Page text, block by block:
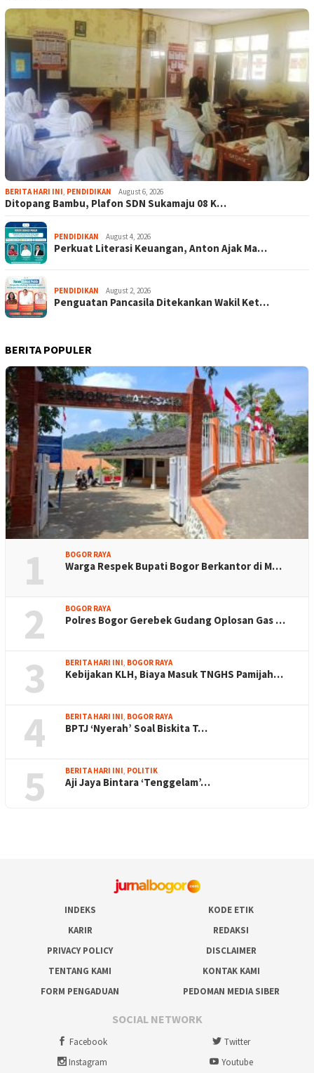
BERITA HARI INI, PENDIDIKAN August 6, 2026
Ditopang Bambu, Plafon SDN Sukamaju 08 K…
PENDIDIKAN August 4, 2026
Perkuat Literasi Keuangan, Anton Ajak Ma…
PENDIDIKAN August 2, 2026
Penguatan Pancasila Ditekankan Wakil Ket…
BERITA POPULER
1 BOGOR RAYA
Warga Respek Bupati Bogor Berkantor di M…
2 BOGOR RAYA
Polres Bogor Gerebek Gudang Oplosan Gas …
3 BERITA HARI INI, BOGOR RAYA
Kebijakan KLH, Biaya Masuk TNGHS Pamijah…
4 BERITA HARI INI, BOGOR RAYA
BPTJ ‘Nyerah’ Soal Biskita T…
5 BERITA HARI INI, POLITIK
Aji Jaya Bintara ‘Tenggelam’…
INDEKS
KODE ETIK
KARIR
REDAKSI
PRIVACY POLICY
DISCLAIMER
TENTANG KAMI
KONTAK KAMI
FORM PENGADUAN
PEDOMAN MEDIA SIBER
SOCIAL NETWORK
Facebook
Twitter
Instagram
Youtube